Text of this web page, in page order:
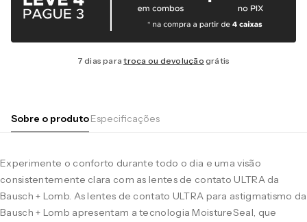
7 dias paratroca ou devolução grátis
Sobre o produtoEspecificações
Experimente o conforto durante todo o dia e uma visão
consistentemente clara com as lentes de contato ULTRA da
Bausch + Lomb. As lentes de contato ULTRA para astigmatismo da
Bausch + Lomb apresentam a tecnologia MoistureSeal, que